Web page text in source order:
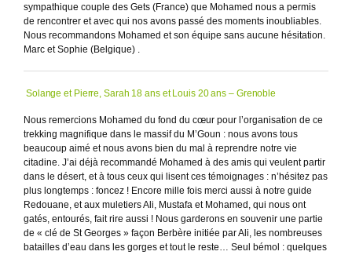
sympathique couple des Gets (France) que Mohamed nous a permis
de rencontrer et avec qui nos avons passé des moments inoubliables.
Nous recommandons Mohamed et son équipe sans aucune hésitation.
Marc et Sophie (Belgique) .
Solange et Pierre, Sarah 18 ans et Louis 20 ans – Grenoble
Nous remercions Mohamed du fond du cœur pour l’organisation de ce
trekking magnifique dans le massif du M’Goun : nous avons tous
beaucoup aimé et nous avons bien du mal à reprendre notre vie
citadine. J’ai déjà recommandé Mohamed à des amis qui veulent partir
dans le désert, et à tous ceux qui lisent ces témoignages : n’hésitez pas
plus longtemps : foncez ! Encore mille fois merci aussi à notre guide
Redouane, et aux muletiers Ali, Mustafa et Mohamed, qui nous ont
gatés, entourés, fait rire aussi ! Nous garderons en souvenir une partie
de « clé de St Georges » façon Berbère initiée par Ali, les nombreuses
batailles d’eau dans les gorges et tout le reste… Seul bémol : quelques